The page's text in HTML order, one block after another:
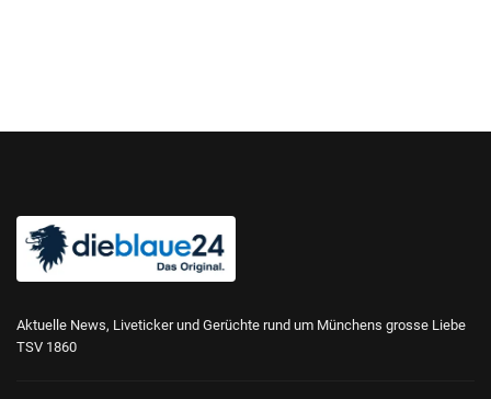
Aktuelle News, Liveticker und Gerüchte rund um Münchens grosse Liebe
TSV 1860